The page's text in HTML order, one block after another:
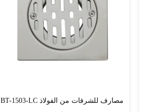
BT-1503-LC مصارف للشرفات من الفولاذ